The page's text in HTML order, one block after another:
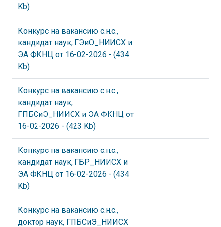
Kb)
Конкурс на вакансию с.н.с.,
кандидат наук, ГЭиО_НИИСХ и
ЭА ФКНЦ от 16-02-2026 - (434
Kb)
Конкурс на вакансию с.н.с.,
кандидат наук,
ГПБСиЭ_НИИСХ и ЭА ФКНЦ от
16-02-2026 - (423 Kb)
Конкурс на вакансию с.н.с.,
кандидат наук, ГБР_НИИСХ и
ЭА ФКНЦ от 16-02-2026 - (434
Kb)
Конкурс на вакансию с.н.с.,
доктор наук, ГПБСиЭ_НИИСХ